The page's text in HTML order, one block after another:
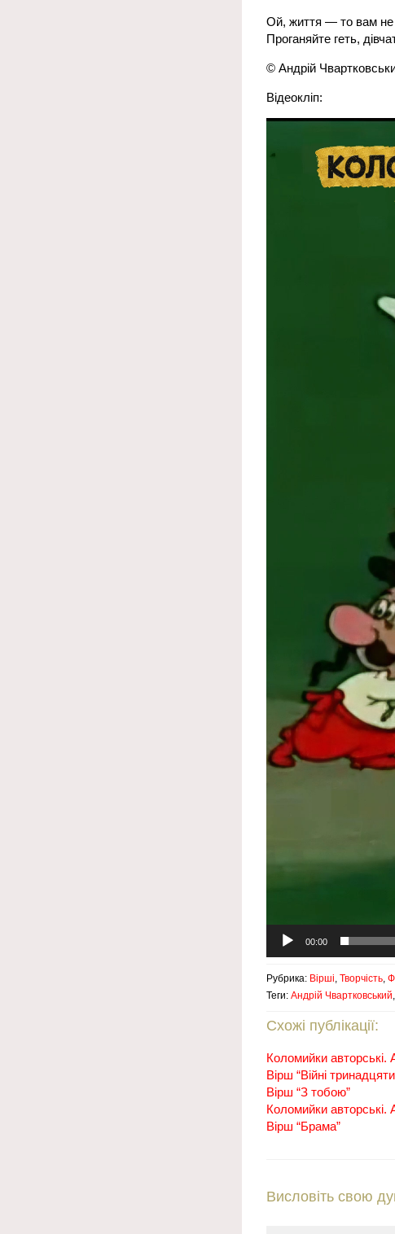
Ой, життя — то вам
Проганяйте геть,
© Андрій
Відеокліп:
Відеопрогравач
00:00
Рубрика: Вірші, Творчість,
Теги: Андрій Чвартковський,
Схожі публікації:
Коломийки
Вірш “Війні
Вірш “З тобою”
Коломийки
Вірш “Брама”
Висловіть свою